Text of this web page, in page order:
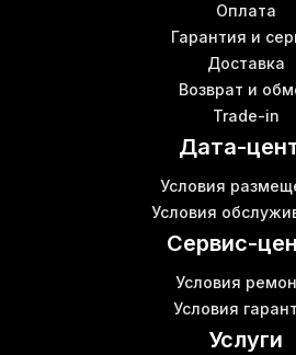
Роутер цена купить
Asic miner купить Киев
Bitmain antminer s17
Аксессуары для майнинга
Оплата
Гарантия и
Доставка
Возврат и
Trade-in
Дата-
Условия
Условия
Сервис-
Условия
Условия
Услуги